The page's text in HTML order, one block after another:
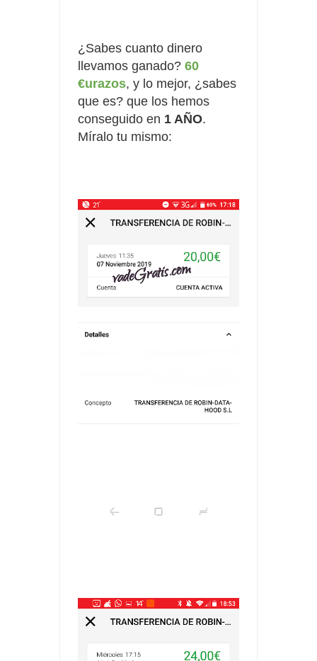
¿Sabes cuanto dinero
llevamos ganado? 60
€urazos, y lo mejor, ¿sabes
que es? que los hemos
conseguido en 1 AÑO.
Míralo tu mismo: